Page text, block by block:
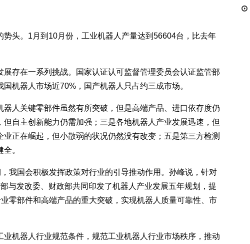
头。1月到10月份，工业机器人产量达到56604台，比去年
在一系列挑战。国家认证认可监督管理委员会认证监管部
机器人市场近70%，国产机器人只占约三成市场。
关键零部件虽然有所突破，但是高端产品、进口依存度仍
自主创新能力仍需加强；三是各地机器人产业发展迅速，但
正在崛起，但小散弱的状况仍然没有改变；五是第三方检测
。
国会积极发挥政策对行业的引导推动作用。孙峰说，针对
与发改委、财政部共同印发了机器人产业发展五年规划，提
零部件和高端产品的重大突破，实现机器人质量可靠性、市
器人行业规范条件，规范工业机器人行业市场秩序，推动